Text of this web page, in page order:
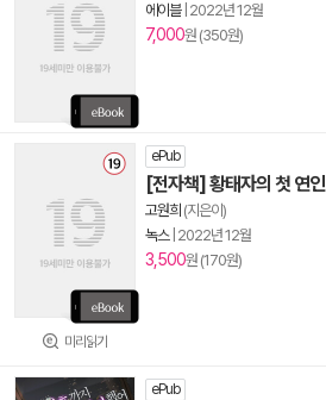
에이블| 2022년 12월
7,000원 (350원)
미리읽기
ePub
[전자책] 황태자의 첫 연인
고원희 (지은이)
녹스| 2022년 12월
3,500원 (170원)
ePub